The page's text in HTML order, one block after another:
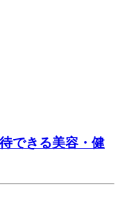
できる美容・健